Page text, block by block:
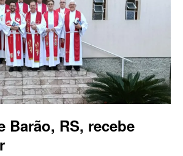
Barão, RS, recebe